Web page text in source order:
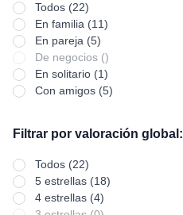
Todos (22)
En familia (11)
En pareja (5)
De negocios ()
En solitario (1)
Con amigos (5)
Filtrar por valoración global:
Todos (22)
5 estrellas (18)
4 estrellas (4)